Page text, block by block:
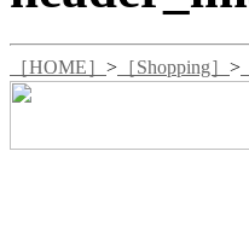
［HOME］ > ［Shopping］ >